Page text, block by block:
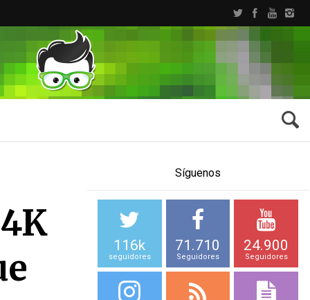
Síguenos
116k
seguidores
71.710
Seguidores
24.900
Seguidores